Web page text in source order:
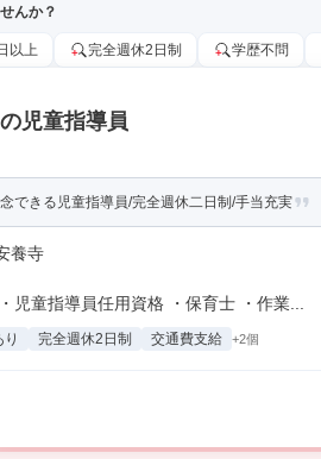
んか？
以上 完全週休2日制 学歴不問
児童指導員
できる児童指導員/完全週休二日制/手当充実
養寺
児童指導員任用資格 ・保育士 ・作業...
完全週休2日制 交通費支給 +2個